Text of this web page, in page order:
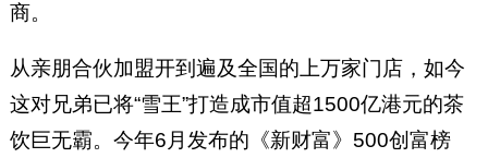
商。
从亲朋合伙加盟开到遍及全国的上万家门店，如今
这对兄弟已将“雪王”打造成市值超1500亿港元的茶
饮巨无霸。今年6月发布的《新财富》500创富榜